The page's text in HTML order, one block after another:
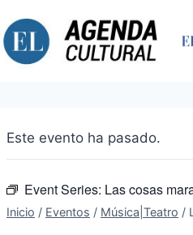
al
contenido
Este evento ha pasado.
Event Series: Las cosas
Inicio / Eventos / Música|Teatro /